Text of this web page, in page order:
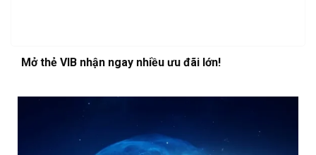
Mở thẻ VIB nhận ngay nhiều ưu đãi lớn!